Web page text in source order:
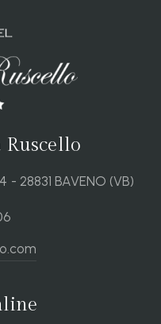
- 28831 BAVENO (VB)